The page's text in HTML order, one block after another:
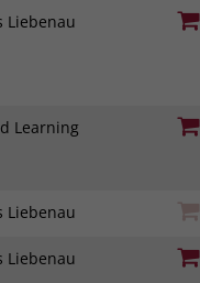
Liebenau
Learning
Liebenau
Liebenau